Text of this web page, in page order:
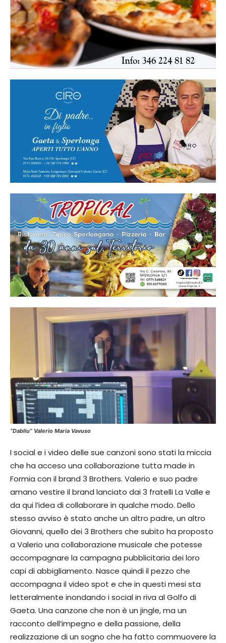
“Dabliu” Valerio Maria Vavuso
I social e i video delle sue canzoni sono stati la miccia
che ha acceso una collaborazione tutta made in
Formia con il brand 3 Brothers. Valerio e suo padre
amano vestire il brand lanciato dai 3 fratelli La Valle e
da qui l’idea di collaborare in qualche modo. Dello
stesso avviso è stato anche un altro padre, un altro
Giovanni, quello dei 3 Brothers che subito ha proposto
a Valerio una collaborazione musicale che potesse
accompagnare la campagna pubblicitaria dei loro
capi di abbigliamento. Nasce quindi il pezzo che
accompagna il video spot e che in questi mesi sta
letteralmente inondando i social in riva al Golfo di
Gaeta. Una canzone che non è un jingle, ma un
racconto dell’impegno e della passione, della
realizzazione di un sogno che ha fatto commuovere la